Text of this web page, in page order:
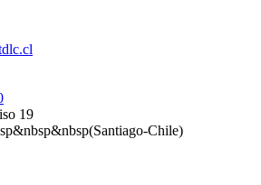
19
Chile)